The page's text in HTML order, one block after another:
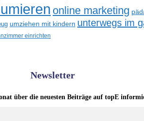
online marketing
umziehen mit kindern unterwegs im
einrichten
Newsletter
über die neuesten Beiträge auf topE